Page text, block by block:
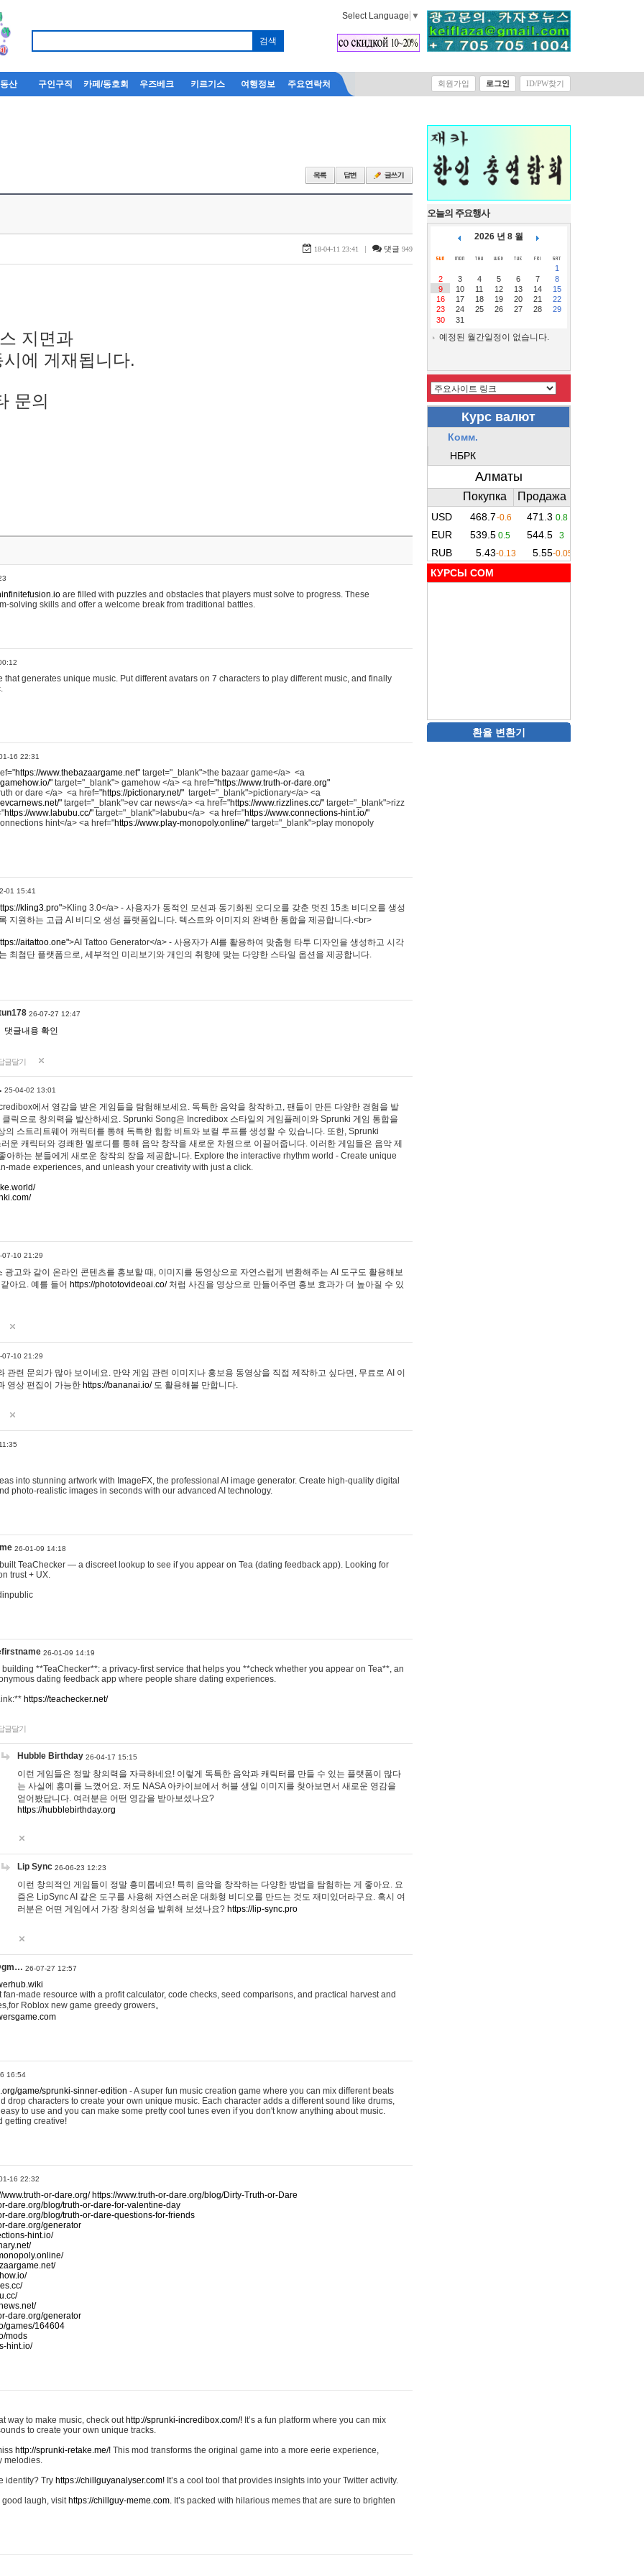
Select Language ▼
산 구인구직 카페/동호회 우즈베크 키르기스 여행정보 주요연락처 회원가입 로그인 ID/PW찾기
18-04-11 23:41 | 댓글 949
지면과
에 게재됩니다.
문의
are filled with puzzles and obstacles that players must solve to progress. These
solving skills and offer a welcome break from traditional battles.
that generates unique music. Put different avatars on 7 characters to play different music, and finally
16 22:31
https://www.thebazaargame.net" target="_blank">the bazaar game</a> <a
" target="_blank"> gamehow </a> <a href="https://www.truth-or-dare.org"
or dare </a> <a href="https://pictionary.net/" target="_blank">pictionary</a> <a
" target="_blank">ev car news</a> <a href="https://www.rizzlines.cc/" target="_blank">rizz
https://www.labubu.cc/" target="_blank">labubu</a> <a href="https://www.connections-hint.io/"
hint</a> <a href="https://www.play-monopoly.online/" target="_blank">play monopoly
01 15:41
kling3.pro">Kling 3.0</a> - 사용자가 동적인 모션과 동기화된 오디오를 갖춘 멋진 15초 비디오를 생성
지원하는 고급 AI 비디오 생성 플랫폼입니다. 텍스트와 이미지의 완벽한 통합을 제공합니다.<br>
aitattoo.one">AI Tattoo Generator</a> - 사용자가 AI를 활용하여 맞춤형 타투 디자인을 생성하고 시각
최첨단 플랫폼으로, 세부적인 미리보기와 개인의 취향에 맞는 다양한 스타일 옵션을 제공합니다.
26-07-27 12:47
댓글내용 확인
글달기
25-04-02 13:01
에서 영감을 받은 게임들을 탐험해보세요. 독특한 음악을 창작하고, 팬들이 만든 다양한 경험을 발
클릭으로 창의력을 발산하세요. Sprunki Song은 Incredibox 스타일의 게임플레이와 Sprunki 게임 통합을
의 스트리트웨어 캐릭터를 통해 독특한 힙합 비트와 보컬 루프를 생성할 수 있습니다. 또한, Sprunki
운 캐릭터와 경쾌한 멜로디를 통해 음악 창작을 새로운 차원으로 이끌어줍니다. 이러한 게임들은 음악 제
아하는 분들에게 새로운 창작의 장을 제공합니다. Explore the interactive rhythm world - Create unique
made experiences, and unleash your creativity with just a click.
07-10 21:29
광고와 같이 온라인 콘텐츠를 홍보할 때, 이미지를 동영상으로 자연스럽게 변환해주는 AI 도구도 활용해보
아요. 예를 들어 https://phototovideoai.co/처럼 사진을 영상으로 만들어주면 홍보 효과가 더 높아질 수 있
07-10 21:29
관련 문의가 많아 보이네요. 만약 게임 관련 이미지나 홍보용 동영상을 직접 제작하고 싶다면, 무료로 AI 이
영상 편집이 가능한 https://bananai.io/도 활용해볼 만합니다.
into stunning artwork with ImageFX, the professional AI image generator. Create high-quality digital
photo-realistic images in seconds with our advanced AI technology.
26-01-09 14:18
TeaChecker — a discreet lookup to see if you appear on Tea (dating feedback app). Looking for
trust + UX.
26-01-09 14:19
building **TeaChecker**: a privacy-first service that helps you **check whether you appear on Tea**, an
dating feedback app where people share dating experiences.
https://teachecker.net/
글달기
Hubble Birthday 26-04-17 15:15
이런 게임들은 정말 창의력을 자극하네요! 이렇게 독특한 음악과 캐릭터를 만들 수 있는 플랫폼이 많다
는 사실에 흥미를 느꼈어요. 저도 NASA 아카이브에서 허블 생일 이미지를 찾아보면서 새로운 영감을
얻어봤답니다. 여러분은 어떤 영감을 받아보셨나요?
https://hubblebirthday.org
Lip Sync 26-06-23 12:23
이런 창의적인 게임들이 정말 흥미롭네요! 특히 음악을 창작하는 다양한 방법을 탐험하는 게 좋아요. 요
즘은 LipSync AI 같은 도구를 사용해 자연스러운 대화형 비디오를 만드는 것도 재미있더라구요. 혹시 여
러분은 어떤 게임에서 가장 창의성을 발휘해 보셨나요? https://lip-sync.pro
26-07-27 12:57
made resource with a profit calculator, code checks, seed comparisons, and practical harvest and
Roblox new game greedy growers。
16:54
game/sprunki-sinner-edition - A super fun music creation game where you can mix different beats
drop characters to create your own unique music. Each character adds a different sound like drums,
to use and you can make some pretty cool tunes even if you don't know anything about music.
getting creative!
16 22:32
www.truth-or-dare.org/ https://www.truth-or-dare.org/blog/Dirty-Truth-or-Dare
dare.org/blog/truth-or-dare-for-valentine-day
dare.org/blog/truth-or-dare-questions-for-friends
dare.org/generator
hint.io/
dare.org/generator
games/164604
mods
hint.io/
way to make music, check out http://sprunki-incredibox.com/! It’s a fun platform where you can mix
to create your own unique tracks.
http://sprunki-retake.me/! This mod transforms the original game into a more eerie experience,
melodies.
identity? Try https://chillguyanalyser.com! It’s a cool tool that provides insights into your Twitter activity.
good laugh, visit https://chillguy-meme.com. It’s packed with hilarious memes that are sure to brighten
오늘의 주요행사
2026 년 8 월
1
2
3 4 5 6 7
8
9
10 11 12 13 14
15
16
17 18 19 20 21
22
23
24 25 26 27 28
29
30
31
예정된 월간일정이 없습니다.
КУРСЫ COM
환율 변환기